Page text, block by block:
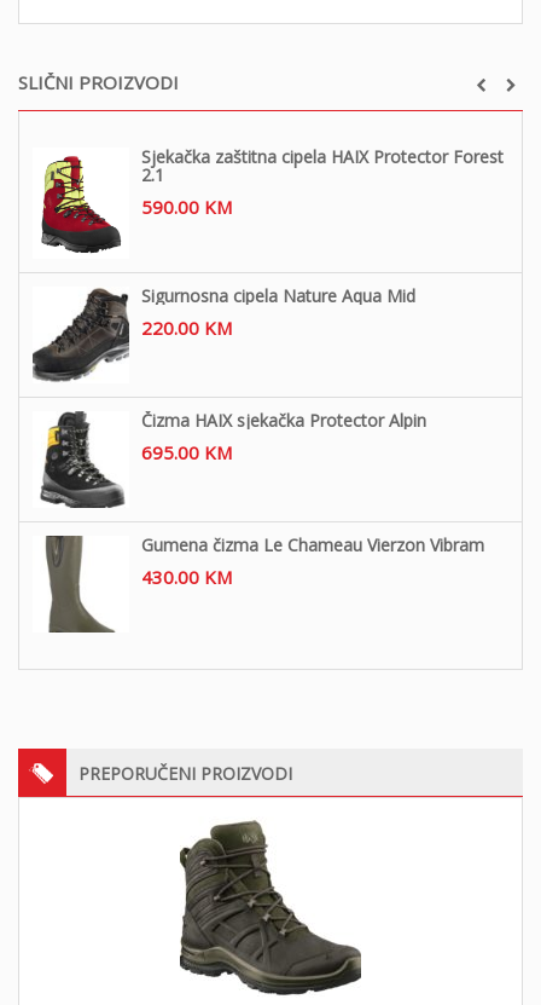
SLIČNI PROIZVODI
Sjekačka zaštitna cipela HAIX Protector Forest
2.1
590.00 KM
Sigurnosna cipela Nature Aqua Mid
220.00 KM
Čizma HAIX sjekačka Protector Alpin
695.00 KM
Gumena čizma Le Chameau Vierzon Vibram
430.00 KM
PREPORUČENI PROIZVODI